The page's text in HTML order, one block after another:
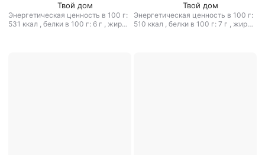
Твой дом
Энергетическая ценность в 100 г:
531 ккал , белки в 100 г: 6 г , жиры
Твой дом
Энергетическая ценность в 100 г:
510 ккал , белки в 100 г: 7 г , жиры